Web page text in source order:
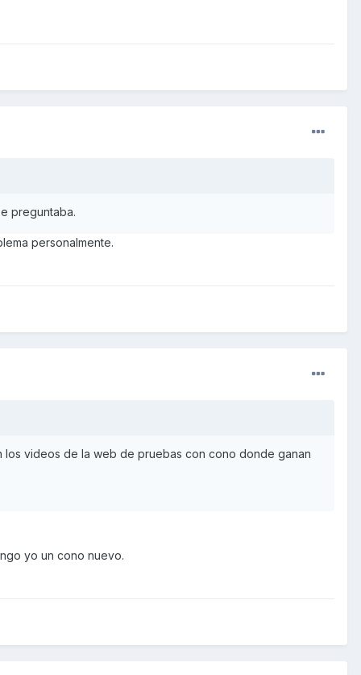
preguntaba.
personalmente.
los videos de la web de pruebas con cono donde ganan
yo un cono nuevo.